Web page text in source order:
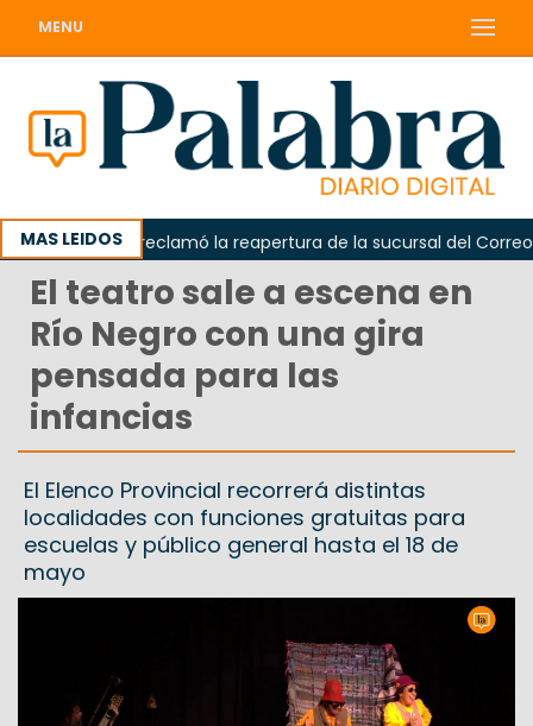
MENU
MAS LEIDOS
Odarda reclamó la reapertura de la sucursal del Correo
El teatro sale a escena en
Río Negro con una gira
pensada para las
infancias
El Elenco Provincial recorrerá distintas
localidades con funciones gratuitas para
escuelas y público general hasta el 18 de
mayo